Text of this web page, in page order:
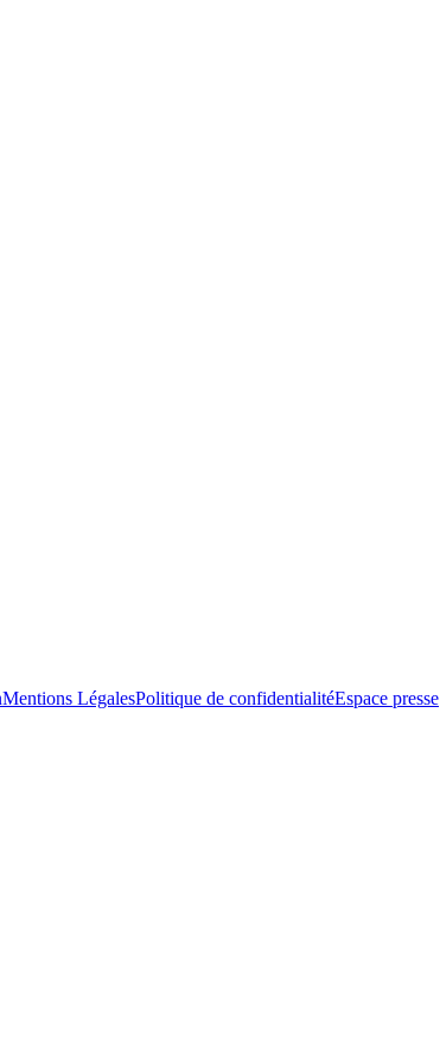
Mentions LégalesPolitique de confidentialitéEspace presse